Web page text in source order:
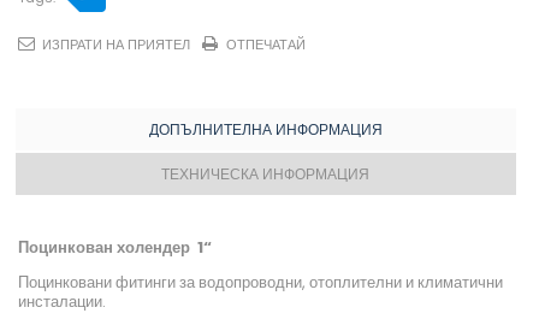
ИЗПРАТИ НА ПРИЯТЕЛ ОТПЕЧАТАЙ
ДОПЪЛНИТЕЛНА ИНФОРМАЦИЯ
ТЕХНИЧЕСКА ИНФОРМАЦИЯ
Поцинкован холендер 1“
Поцинковани фитинги за водопроводни, отоплителни и климатични
инсталации.